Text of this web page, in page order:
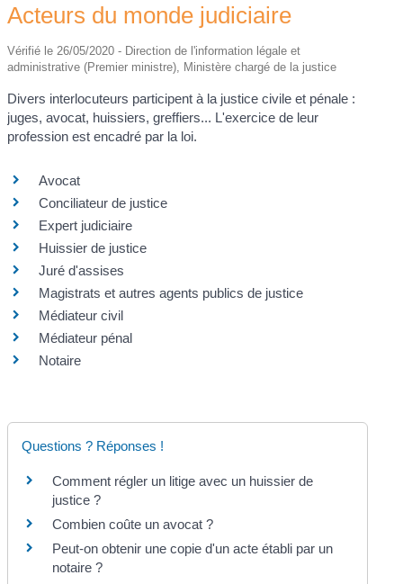
Acteurs du monde judiciaire
Vérifié le 26/05/2020 - Direction de l'information légale et
administrative (Premier ministre), Ministère chargé de la justice
Divers interlocuteurs participent à la justice civile et pénale :
juges, avocat, huissiers, greffiers... L'exercice de leur
profession est encadré par la loi.
Avocat
Conciliateur de justice
Expert judiciaire
Huissier de justice
Juré d'assises
Magistrats et autres agents publics de justice
Médiateur civil
Médiateur pénal
Notaire
Questions ? Réponses !
Comment régler un litige avec un huissier de
justice ?
Combien coûte un avocat ?
Peut-on obtenir une copie d'un acte établi par un
notaire ?